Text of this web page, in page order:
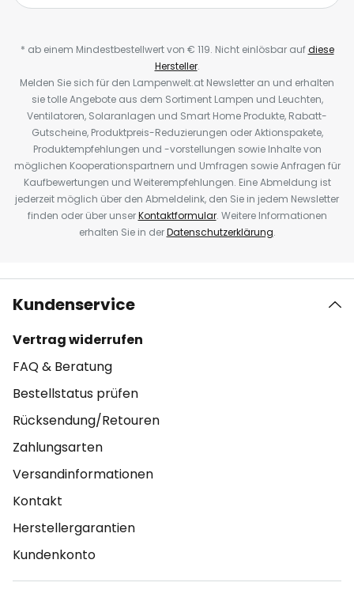
* ab einem Mindestbestellwert von € 119. Nicht einlösbar aufdiese
Hersteller.
Melden Sie sich für den Lampenwelt.at Newsletter an und erhalten
sie tolle Angebote aus dem Sortiment Lampen und Leuchten,
Ventilatoren, Solaranlagen und Smart Home Produkte, Rabatt-
Gutscheine, Produktpreis-Reduzierungen oder Aktionspakete,
Produktempfehlungen und -vorstellungen sowie Inhalte von
möglichen Kooperationspartnern und Umfragen sowie Anfragen für
Kaufbewertungen und Weiterempfehlungen. Eine Abmeldung ist
jederzeit möglich über den Abmeldelink, den Sie in jedem Newsletter
finden oder über unserKontaktformular. Weitere Informationen
erhalten Sie in derDatenschutzerklärung.
Kundenservice
Vertrag widerrufen
FAQ & Beratung
Bestellstatus prüfen
Rücksendung/Retouren
Zahlungsarten
Versandinformationen
Kontakt
Herstellergarantien
Kundenkonto